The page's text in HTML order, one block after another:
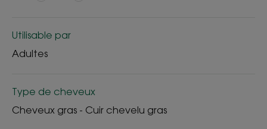
Utilisable par
Adultes
Type de cheveux
Cheveux gras - Cuir chevelu gras